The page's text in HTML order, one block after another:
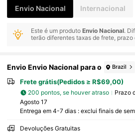
Envio Nacional Internacional
Este é um produtoEnvio Nacional.
terão diferentes taxas de frete,
Envio Envio Nacional para o Brazil
Frete grátis(Pedidos ≥ R$69,00)
200 pontos, se houver atraso Prazo
Agosto 17
Entrega em 4-7 dias : exclui finais de
Devoluções Gratuitas